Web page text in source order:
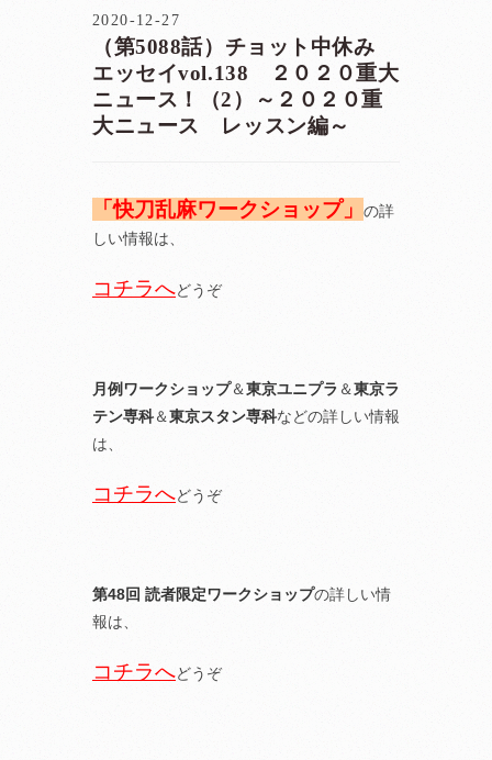
2020-12-27
（第5088話）チョット中休み
エッセイvol.138 ２０２０重大
ニュース！（2）～２０２０重
大ニュース レッスン編～
「快刀乱麻ワークショップ」
の詳
しい情報は、
コチラへどうぞ
月例ワークショップ＆東京ユニプラ ＆東京ラ
テン専科＆東京スタン専科などの詳しい情報
は、
コチラへどうぞ
第48回 読者限定ワークショップの詳しい情
報は、
コチラへどうぞ